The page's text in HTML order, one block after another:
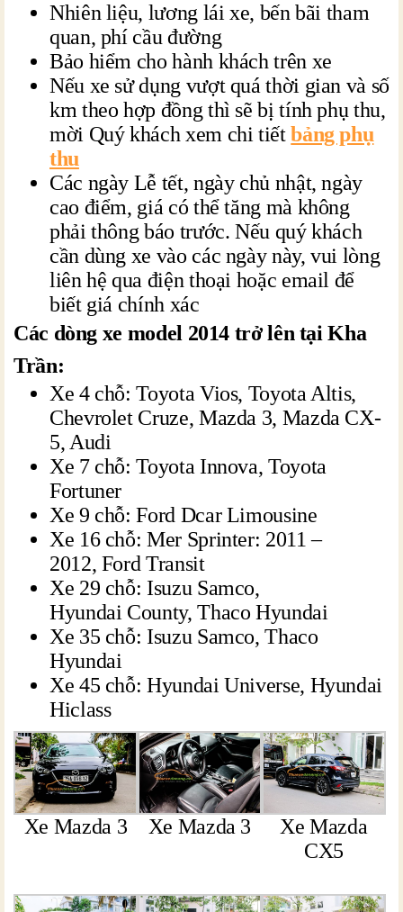
Nhiên liệu, lương lái xe, bến bãi tham
quan, phí cầu đường
Bảo hiểm cho hành khách trên xe
Nếu xe sử dụng vượt quá thời gian và số
km theo hợp đồng thì sẽ bị tính phụ thu,
mời Quý khách xem chi tiếtbảng phụ
thu
Các ngày Lễ tết, ngày chủ nhật, ngày
cao điểm, giá có thể tăng mà không
phải thông báo trước. Nếu quý khách
cần dùng xe vào các ngày này, vui lòng
liên hệ qua điện thoại hoặc email để
biết giá chính xác
Các dòng xe model 2014 trở lên tại Kha
Trần:
Xe 4 chỗ: Toyota Vios, Toyota Altis,
Chevrolet Cruze, Mazda 3, Mazda CX-
5, Audi
Xe 7 chỗ: Toyota Innova, Toyota
Fortuner
Xe 9 chỗ: Ford Dcar Limousine
Xe 16 chỗ: Mer Sprinter: 2011 –
2012, Ford Transit
Xe 29 chỗ: Isuzu Samco,
Hyundai County, Thaco Hyundai
Xe 35 chỗ: Isuzu Samco, Thaco
Hyundai
Xe 45 chỗ: Hyundai Universe, Hyundai
Hiclass
Xe Mazda 3 Xe Mazda 3
Xe Mazda
CX5